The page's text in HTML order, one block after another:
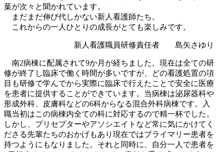
葉が次々と聞かれています。
まだまだ伸び代しかない新人看護師たち。
これからの一人ひとりの成長がとても楽しみです。
新人看護職員研修責任者 島矢さゆり
南2病棟に配属されて9か月が経ちました。現在は全ての研
修が終了し臨床で働く時間が多いですが、どの看護処置の項
目も研修で学んでから実際に臨床で行えたことで安全に医療
を患者に提供することができています。当病棟は泌尿器科や
形成外科、皮膚科などの6科からなる混合外科病棟です。入
職当初はこの病棟内全ての科に対応するので精一杯でした。
しかし、プリセプターやアソシエイトなど常に気にかけてく
ださる先輩たちのおかげもあり現在ではプライマリー患者を
持つようにもなりました。それと同時に、自分一人で患者を